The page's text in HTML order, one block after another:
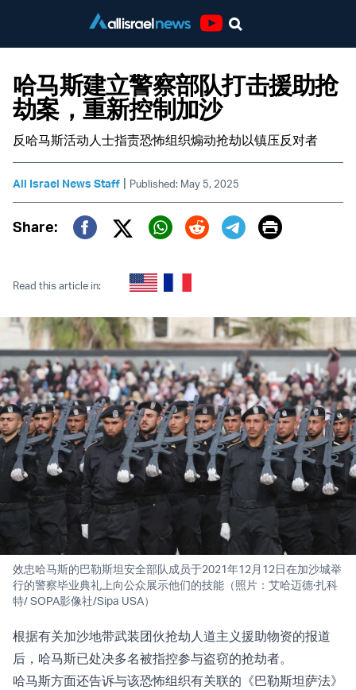
哈马斯建立警察部队打击援助抢
劫案，重新控制加沙
反哈马斯活动人士指责恐怖组织煽动抢劫以镇压反对者
All Israel News Staff | Published: May 5, 2025
Share:
Twitter (X)
Print
Read this article in:
效忠哈马斯的巴勒斯坦安全部队成员于2021年12月12日在加沙城举
行的警察毕业典礼上向公众展示他们的技能（照片：艾哈迈德·扎科
特/ SOPA影像社/Sipa USA）
根据有关加沙地带武装团伙抢劫人道主义援助物资的报道
后，哈马斯已处决多名被指控参与盗窃的抢劫者。
哈马斯方面还告诉与该恐怖组织有关联的《巴勒斯坦萨法》